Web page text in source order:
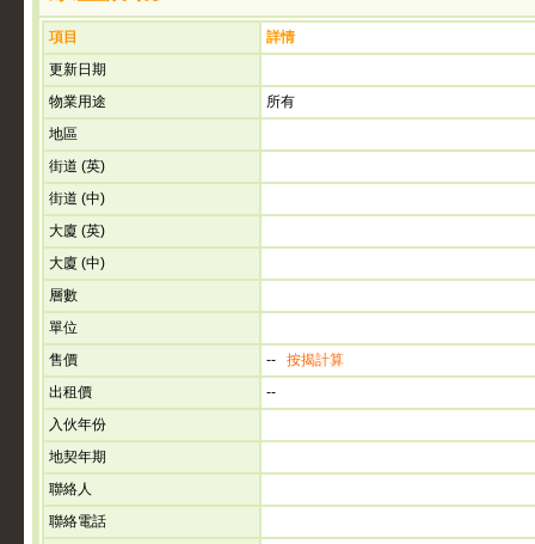
項目
詳情
更新日期
物業用途
所有
地區
街道 (英)
街道 (中)
大廈 (英)
大廈 (中)
層數
單位
售價
-- 按揭計算
出租價
--
入伙年份
地契年期
聯絡人
聯絡電話